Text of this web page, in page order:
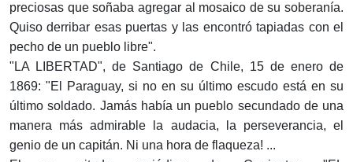
preciosas que soñaba agregar al mosaico de su soberanía.
Quiso derribar esas puertas y las encontró tapiadas con el
pecho de un pueblo libre".
"LA LIBERTAD", de Santiago de Chile, 15 de enero de
1869: "El Paraguay, si no en su último escudo está en su
último soldado. Jamás había un pueblo secundado de una
manera más admirable la audacia, la perseverancia, el
genio de un capitán. Ni una hora de flaqueza! ...